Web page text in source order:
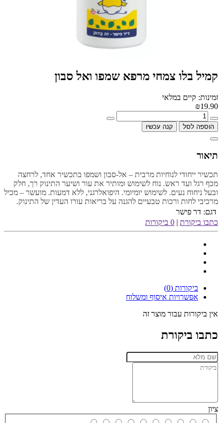
קמיל בלו צמחי מרפא שמפו ואל סבון
זמינות: קיים במלאי
₪19.90
הוספה לסל קנה עכשיו
תיאור
תכשיר ייחודי לנוחיות מרבית – אל-סבון ושמפו בתכשיר אחד, לרחצה
מכף רגל ועד ראש. נוח לשימוש ומותיר את עור ושיער התינוק רך, חלק
ובעל ניחוח נעים. לשימוש יומיומי. היפואלרגני, ללא דמעות. מועשר – מכיל
מרכיבי לחות ורכות טבעיים להגנה על בריאות עורו העדין של התינוק.
דגם: דר פישר
כתבו ביקורת | 0 ביקורות
ביקורות (0)
אפשרויות איסוף ומשלוח
אין ביקורות עבור מוצר זה
כתבו ביקורת
ציון